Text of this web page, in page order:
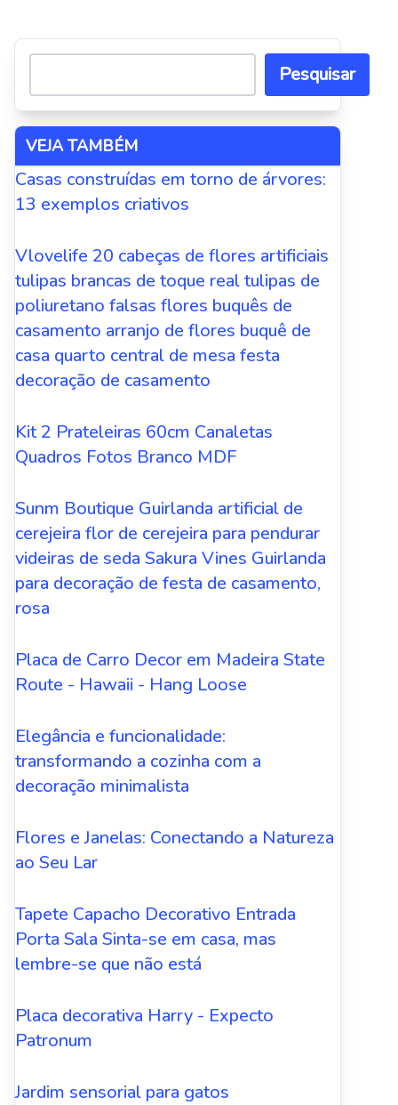
Pesquisar
VEJA TAMBÉM
Casas construídas em torno de árvores:
13 exemplos criativos
Vlovelife 20 cabeças de flores artificiais
tulipas brancas de toque real tulipas de
poliuretano falsas flores buquês de
casamento arranjo de flores buquê de
casa quarto central de mesa festa
decoração de casamento
Kit 2 Prateleiras 60cm Canaletas
Quadros Fotos Branco MDF
Sunm Boutique Guirlanda artificial de
cerejeira flor de cerejeira para pendurar
videiras de seda Sakura Vines Guirlanda
para decoração de festa de casamento,
rosa
Placa de Carro Decor em Madeira State
Route - Hawaii - Hang Loose
Elegância e funcionalidade:
transformando a cozinha com a
decoração minimalista
Flores e Janelas: Conectando a Natureza
ao Seu Lar
Tapete Capacho Decorativo Entrada
Porta Sala Sinta-se em casa, mas
lembre-se que não está
Placa decorativa Harry - Expecto
Patronum
Jardim sensorial para gatos